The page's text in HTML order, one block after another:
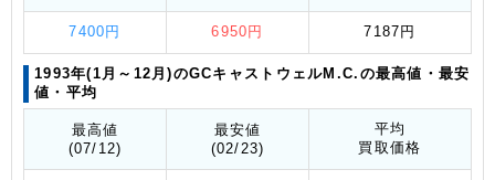
7400円 6950円 7187円
1993年(1月～12月)のGCキャストウェルM.C.の最高値 ・最安
値 ・平均
最高値
(07/12)
最安値
(02/23)
平均
買取価格